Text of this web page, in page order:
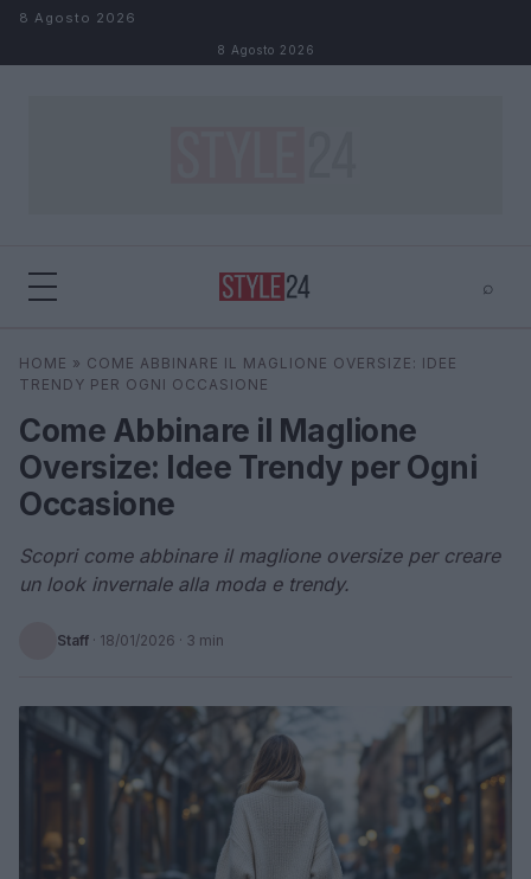
Salta al contenuto
8 Agosto 2026
8 Agosto 2026
⌕
Cerca ⌕
HOME » COME ABBINARE IL MAGLIONE OVERSIZE: IDEE
TRENDY PER OGNI OCCASIONE
Come Abbinare il Maglione
Oversize: Idee Trendy per Ogni
Occasione
Scopri come abbinare il maglione oversize per creare
un look invernale alla moda e trendy.
Staff · 18/01/2026 · 3 min